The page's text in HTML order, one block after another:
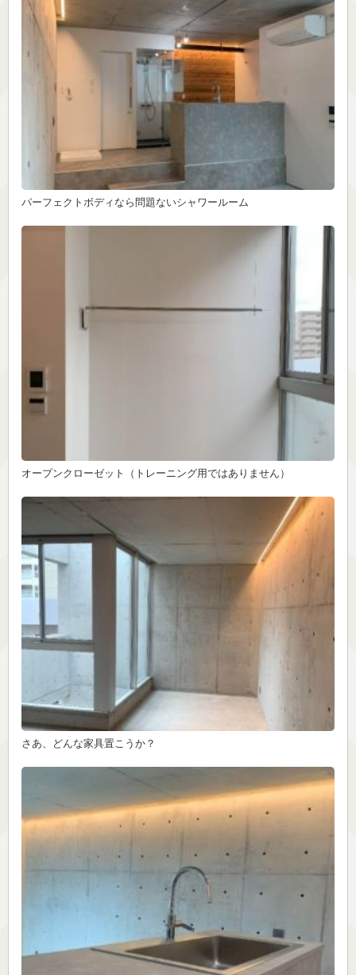
パーフェクトボディなら問題ないシャワールーム
オープンクローゼット（トレーニング用ではありません）
さあ、どんな家具置こうか？